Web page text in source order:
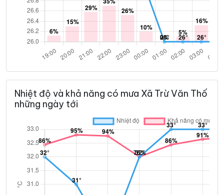
Nhiệt độ và khả năng có mưa Xã Trừ Văn Thố
những ngày tới